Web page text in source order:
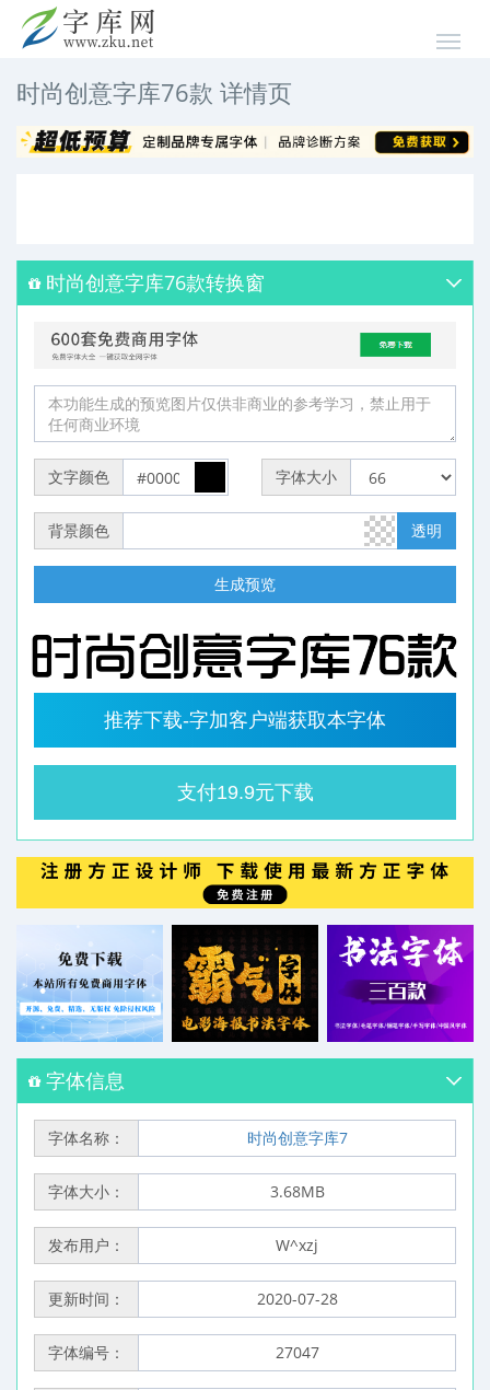
时尚创意字库76款 详情页
时尚创意字库76款转换窗
文字颜色 字体大小
背景颜色 透明
生成预览
推荐下载-字加客户端获取本字体
支付19.9元下载
字体信息
字体名称： 时尚创意字库7
字体大小： 3.68MB
发布用户： W^xzj
更新时间： 2020-07-28
字体编号： 27047